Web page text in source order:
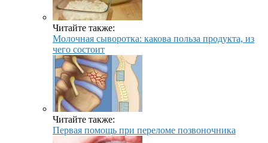
Читайте также:
Молочная сыворотка: какова польза продукта, из
чего состоит
Читайте также:
Первая помощь при переломе позвоночника